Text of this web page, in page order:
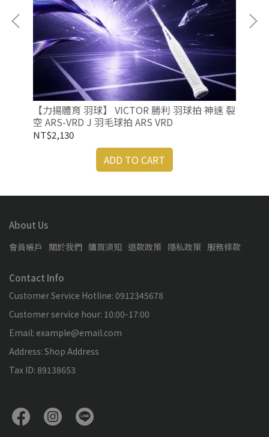
【力揚體育 羽球】 VICTOR 勝利 羽球拍 神速 裂
空 ARS-VRD J 羽毛球拍 ARS VRD
NT$2,130
ADD TO CART
About Us
會員帳戶 關於我們 購買須知 退款政策 隱私政策 服務條款
Contact Info
Customer Service Hotline: 0912345678
Customer service hour: 10:00-17:00
Email: example@email.com
Address: Shop Address
Tax ID: 89138653